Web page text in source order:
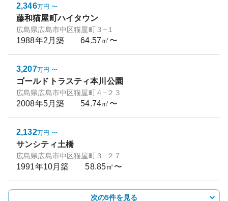
2,346万円 〜
藤和猫屋町ハイタウン
広島県広島市中区猫屋町３−１
1988年2月築 64.57㎡〜
3,207万円 〜
ゴールドトラスティ本川公園
広島県広島市中区猫屋町４−２３
2008年5月築 54.74㎡〜
2,132万円 〜
サンシティ土橋
広島県広島市中区猫屋町３−２７
1991年10月築 58.85㎡〜
次の5件を見る